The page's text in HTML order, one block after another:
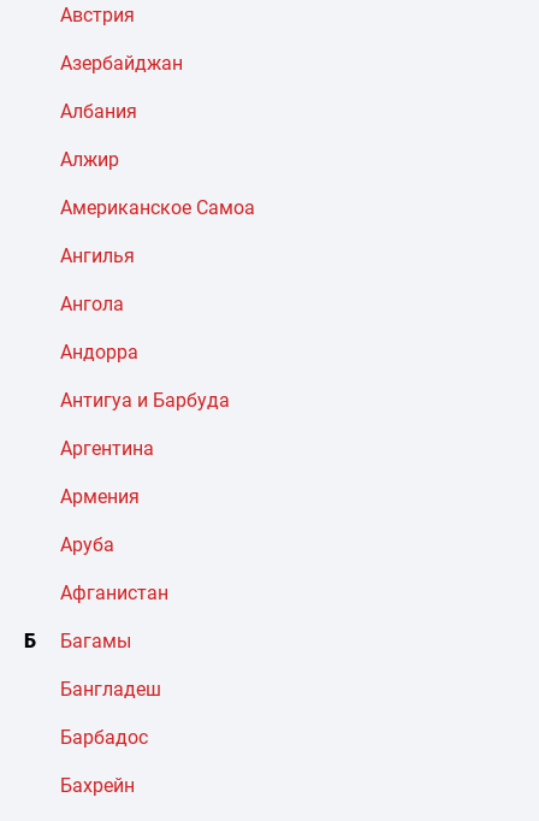
Австрия
Азербайджан
Албания
Алжир
Американское Самоа
Ангилья
Ангола
Андорра
Антигуа и Барбуда
Аргентина
Армения
Аруба
Афганистан
Б Багамы
Бангладеш
Барбадос
Бахрейн